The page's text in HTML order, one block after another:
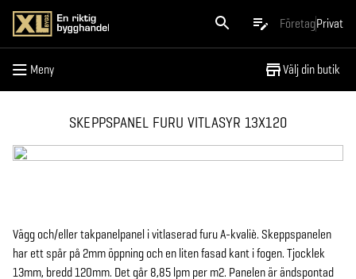
FöretagPrivat
Meny Välj din butik
Meny
SKEPPSPANEL FURU VITLASYR 13X120
Vägg och/eller takpanelpanel i vitlaserad furu A-kvaliè. Skeppspanelen
har ett spår på 2mm öppning och en liten fasad kant i fogen. Tjocklek
13mm, bredd 120mm. Det går 8,85 lpm per m2. Panelen är ändspontad